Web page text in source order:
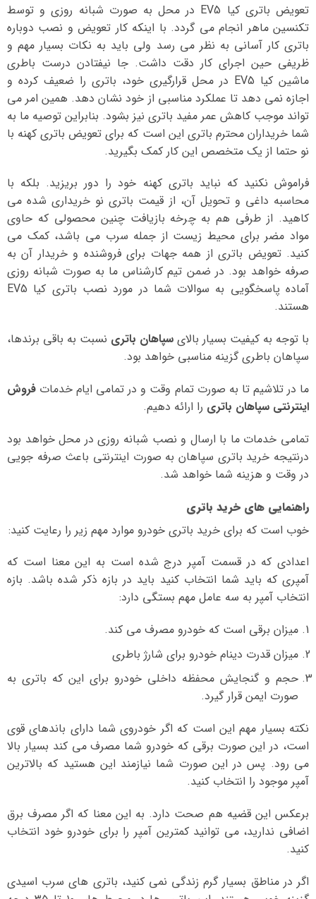
تعویض باتری کیا EV5 در محل به صورت شبانه روزی و توسط
تکنسین ماهر انجام می گردد. با اینکه کار تعویض و نصب دوباره
باتری کار آسانی به نظر می رسد ولی باید به نکات بسیار مهم و
ظریفی حین اجرای کار دقت داشت. جا نیفتادن درست باطری
ماشین کیا EV5 در محل قرارگیری خود، باتری را ضعیف کرده و
اجازه نمی دهد تا عملکرد مناسبی از خود نشان دهد. همین امر می
تواند موجب کاهش عمر مفید باتری نیز بشود. بنابراین توصیه ما به
شما خریداران محترم باتری این است که برای تعویض باتری کهنه با
نو حتما از یک متخصص این کار کمک بگیرید.
فراموش نکنید که نباید باتری کهنه خود را دور بریزید. بلکه با
محاسبه داغی و تحویل آن، از قیمت باتری نو خریداری شده می
کاهید. از طرفی هم به چرخه بازیافت چنین محصولی که حاوی
مواد مضر برای محیط زیست از جمله سرب می باشد، کمک می
کنید. تعویض باتری از همه جهات برای فروشنده و خریدار آن به
صرفه خواهد بود. در ضمن تیم کارشناس ما به صورت شبانه روزی
آماده پاسخگویی به سوالات شما در مورد نصب باتری کیا EV5
هستند.
با توجه به کیفیت بسیار بالای سپاهان باتری نسبت به باقی برندها،
سپاهان باطری گزینه مناسبی خواهد بود.
ما در تلاشیم تا به صورت تمام وقت و در تمامی ایام خدمات فروش
اینترنتی سپاهان باتری را ارائه دهیم.
تمامی خدمات ما با ارسال و نصب شبانه روزی در محل خواهد بود
درنتیجه خرید باتری سپاهان به صورت اینترنتی باعث صرفه جویی
در وقت و هزینه شما خواهد شد.
راهنمایی های خرید باتری
خوب است که برای خرید باتری خودرو موارد مهم زیر را رعایت کنید:
اعدادی که در قسمت آمپر درج شده است به این معنا است که
آمپری که باید شما انتخاب کنید باید در بازه ذکر شده باشد. بازه
انتخاب آمپر به سه عامل مهم بستگی دارد:
میزان برقی است که خودرو مصرف می کند.
میزان قدرت دینام خودرو برای شارژ باطری
حجم و گنجایش محفظه داخلی خودرو برای این که باتری به
صورت ایمن قرار گیرد.
نکته بسیار مهم این است که اگر خودروی شما دارای باندهای قوی
است، در این صورت برقی که خودرو شما مصرف می کند بسیار بالا
می رود. پس در این صورت شما نیازمند این هستید که بالاترین
آمپر موجود را انتخاب کنید.
برعکس این قضیه هم صحت دارد. به این معنا که اگر مصرف برق
اضافی ندارید، می توانید کمترین آمپر را برای خودرو خود انتخاب
کنید.
اگر در مناطق بسیار گرم زندگی نمی کنید، باتری های سرب اسیدی